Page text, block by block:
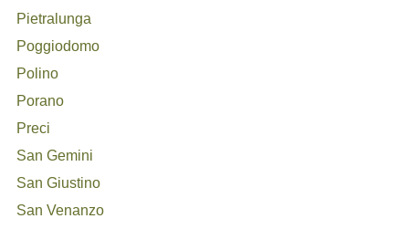
Pietralunga
Poggiodomo
Polino
Porano
Preci
San Gemini
San Giustino
San Venanzo